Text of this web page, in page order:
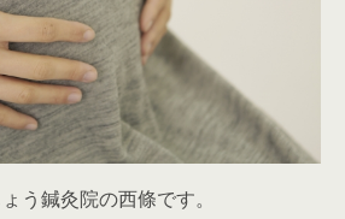
う鍼灸院の西條です。